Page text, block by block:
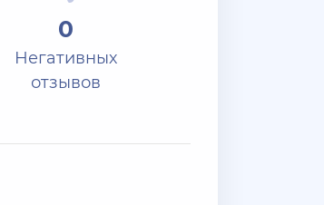
0
Негативных
отзывов